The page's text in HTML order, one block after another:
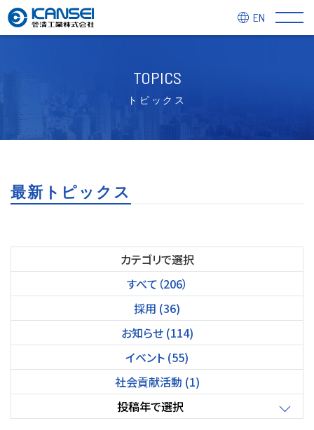
EN
TOPICS
トピックス
最新トピックス
カテゴリで選択
すべて（206）
採用 (36)
お知らせ (114)
イベント (55)
社会貢献活動 (1)
投稿年で選択